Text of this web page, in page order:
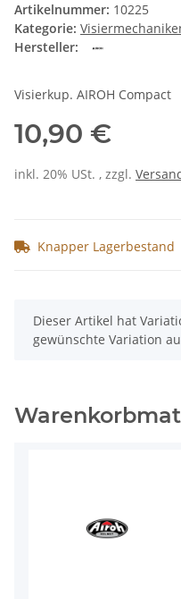
Artikelnummer: 10225
Kategorie:
Hersteller:
Visierkup. AIROH Compact
10,90 €
inkl. 20% USt. , zzgl.
Knapper Lagerbestand
x
Dieser Artikel hat
gewünschte Variation